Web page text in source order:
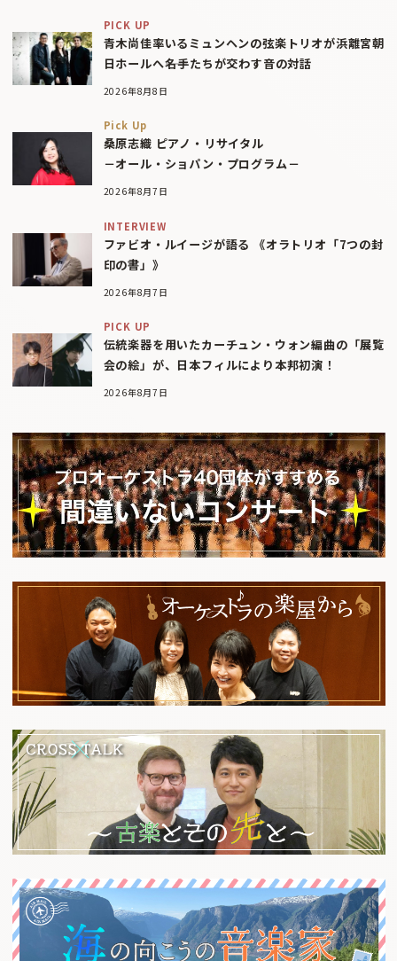
PICK UP
青木尚佳率いるミュンヘンの弦楽トリオが浜離宮朝
日ホールへ――名手たちが交わす音の対話
2026年8月8日
Pick Up
桑原志織 ピアノ・リサイタル
－オール・ショパン・プログラム－
2026年8月7日
INTERVIEW
ファビオ・ルイージが語る 《オラトリオ「7つの封
印の書」》
2026年8月7日
PICK UP
伝統楽器を用いたカーチュン・ウォン編曲の「展覧
会の絵」が、日本フィルにより本邦初演！
2026年8月7日